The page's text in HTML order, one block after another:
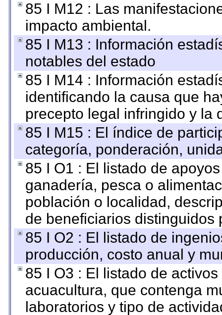
85 I M12 : Las
impacto ambiental.
85 I M13 : Información
notables del estado
85 I M14 : Información
identificando la causa que
precepto legal infringido y la
85 I M15 : El índice de
categoría, ponderación,
85 I O1 : El listado de
ganadería, pesca o
población o localidad,
de beneficiarios distinguidos
85 I O2 : El listado de
producción, costo anual y
85 I O3 : El listado de
acuacultura, que contenga
laboratorios y tipo de